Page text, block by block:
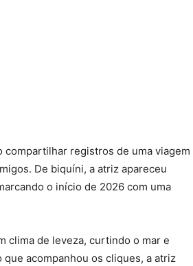
compartilhar registros de uma viagem
De biquíni, a atriz apareceu
o início de 2026 com uma
clima de leveza, curtindo o mar e
acompanhou os cliques, a atriz